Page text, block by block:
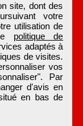
site, dont des
votre
utilisation de
politique de
adaptés à
de visites.
vos
Par
d'avis en
en bas de